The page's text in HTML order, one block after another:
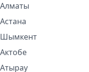
Алматы
Астана
Шымкент
Актобе
Атырау